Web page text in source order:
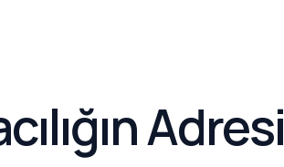
Adresi